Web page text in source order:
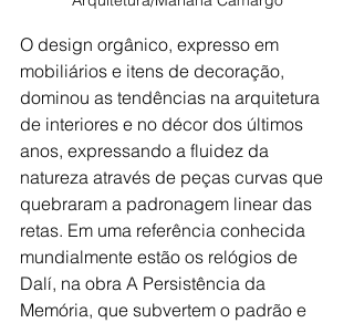
O design orgânico, expresso em
mobiliários e itens de decoração,
dominou as tendências na arquitetura
de interiores e no décor dos últimos
anos, expressando a fluidez da
natureza através de peças curvas que
quebraram a padronagem linear das
retas. Em uma referência conhecida
mundialmente estão os relógios de
Dalí, na obra A Persistência da
Memória, que subvertem o padrão e